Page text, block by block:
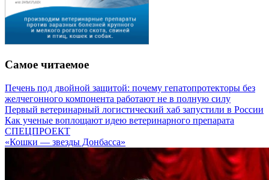
Самое читаемое
Печень под двойной защитой: почему гепатопротекторы без
желчегонного компонента работают не в полную силу
Первый ветеринарный логистический хаб запустили в России
Как ученые воплощают идею ветеринарного препарата
СПЕЦПРОЕКТ
«Кошки — звезды Донбасса»